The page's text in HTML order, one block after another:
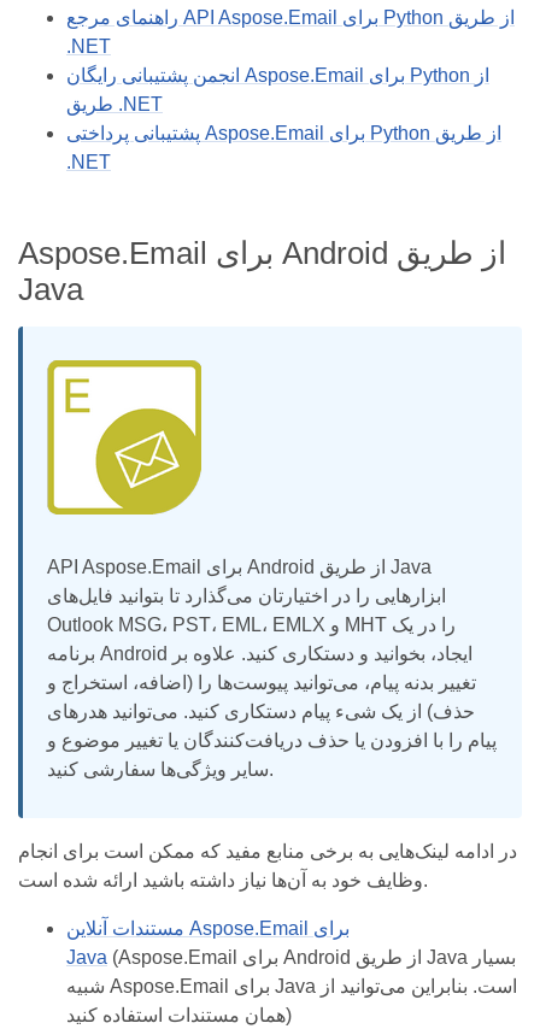
راهنمای مرجع API Aspose.Email برای Python از طریق
.NET
انجمن پشتیبانی رایگان Aspose.Email برای Python از
طریق .NET
پشتیبانی پرداختی Aspose.Email برای Python از طریق
.NET
Aspose.Email برای Android از طریق
Java
API Aspose.Email برای Android از طریق Java
ابزارهایی را در اختیارتان می‌گذارد تا بتوانید فایل‌های
Outlook MSG، PST، EML، EMLX و MHT را در یک
برنامه Android ایجاد، بخوانید و دستکاری کنید. علاوه بر
تغییر بدنه پیام، می‌توانید پیوست‌ها را (اضافه، استخراج و
حذف) از یک شیء پیام دستکاری کنید. می‌توانید هدرهای
پیام را با افزودن یا حذف دریافت‌کنندگان یا تغییر موضوع و
سایر ویژگی‌ها سفارشی کنید.
در ادامه لینک‌هایی به برخی منابع مفید که ممکن است برای انجام
وظایف خود به آن‌ها نیاز داشته باشید ارائه شده است.
مستندات آنلاین Aspose.Email برای
Java (Aspose.Email برای Android از طریق Java بسیار
شبیه Aspose.Email برای Java است. بنابراین می‌توانید از
همان مستندات استفاده کنید)